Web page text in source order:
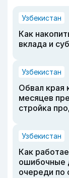
Узбекистан
Как
вклада и
Узбекистан
Обвал края
месяцев
стройка
Узбекистан
Как
ошибочные
очереди по